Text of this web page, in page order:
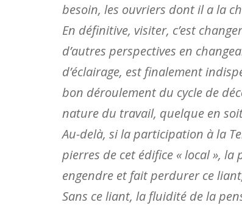
besoin, les ouvriers dont il a la
En définitive, visiter, c’est
d’autres perspectives en
d’éclairage, est finalement
bon déroulement du cycle de
nature du travail, quelque en
Au-delà, si la participation à la
pierres de cet édifice « local »,
engendre et fait perdurer ce
Sans ce liant, la fluidité de la